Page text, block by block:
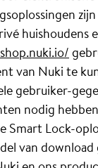
huishoudens
van Nuki te
gebruiker-
nodig
Smart Lock-
van